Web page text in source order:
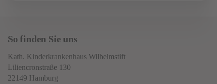
So finden Sie uns
Kath. Kinderkrankenhaus Wilhelmstift
Liliencronstraße 130
22149 Hamburg